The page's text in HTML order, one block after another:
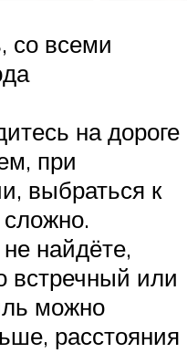
со всеми
на дороге
при
выбраться к
найдёте,
встречный или
можно
расстояния